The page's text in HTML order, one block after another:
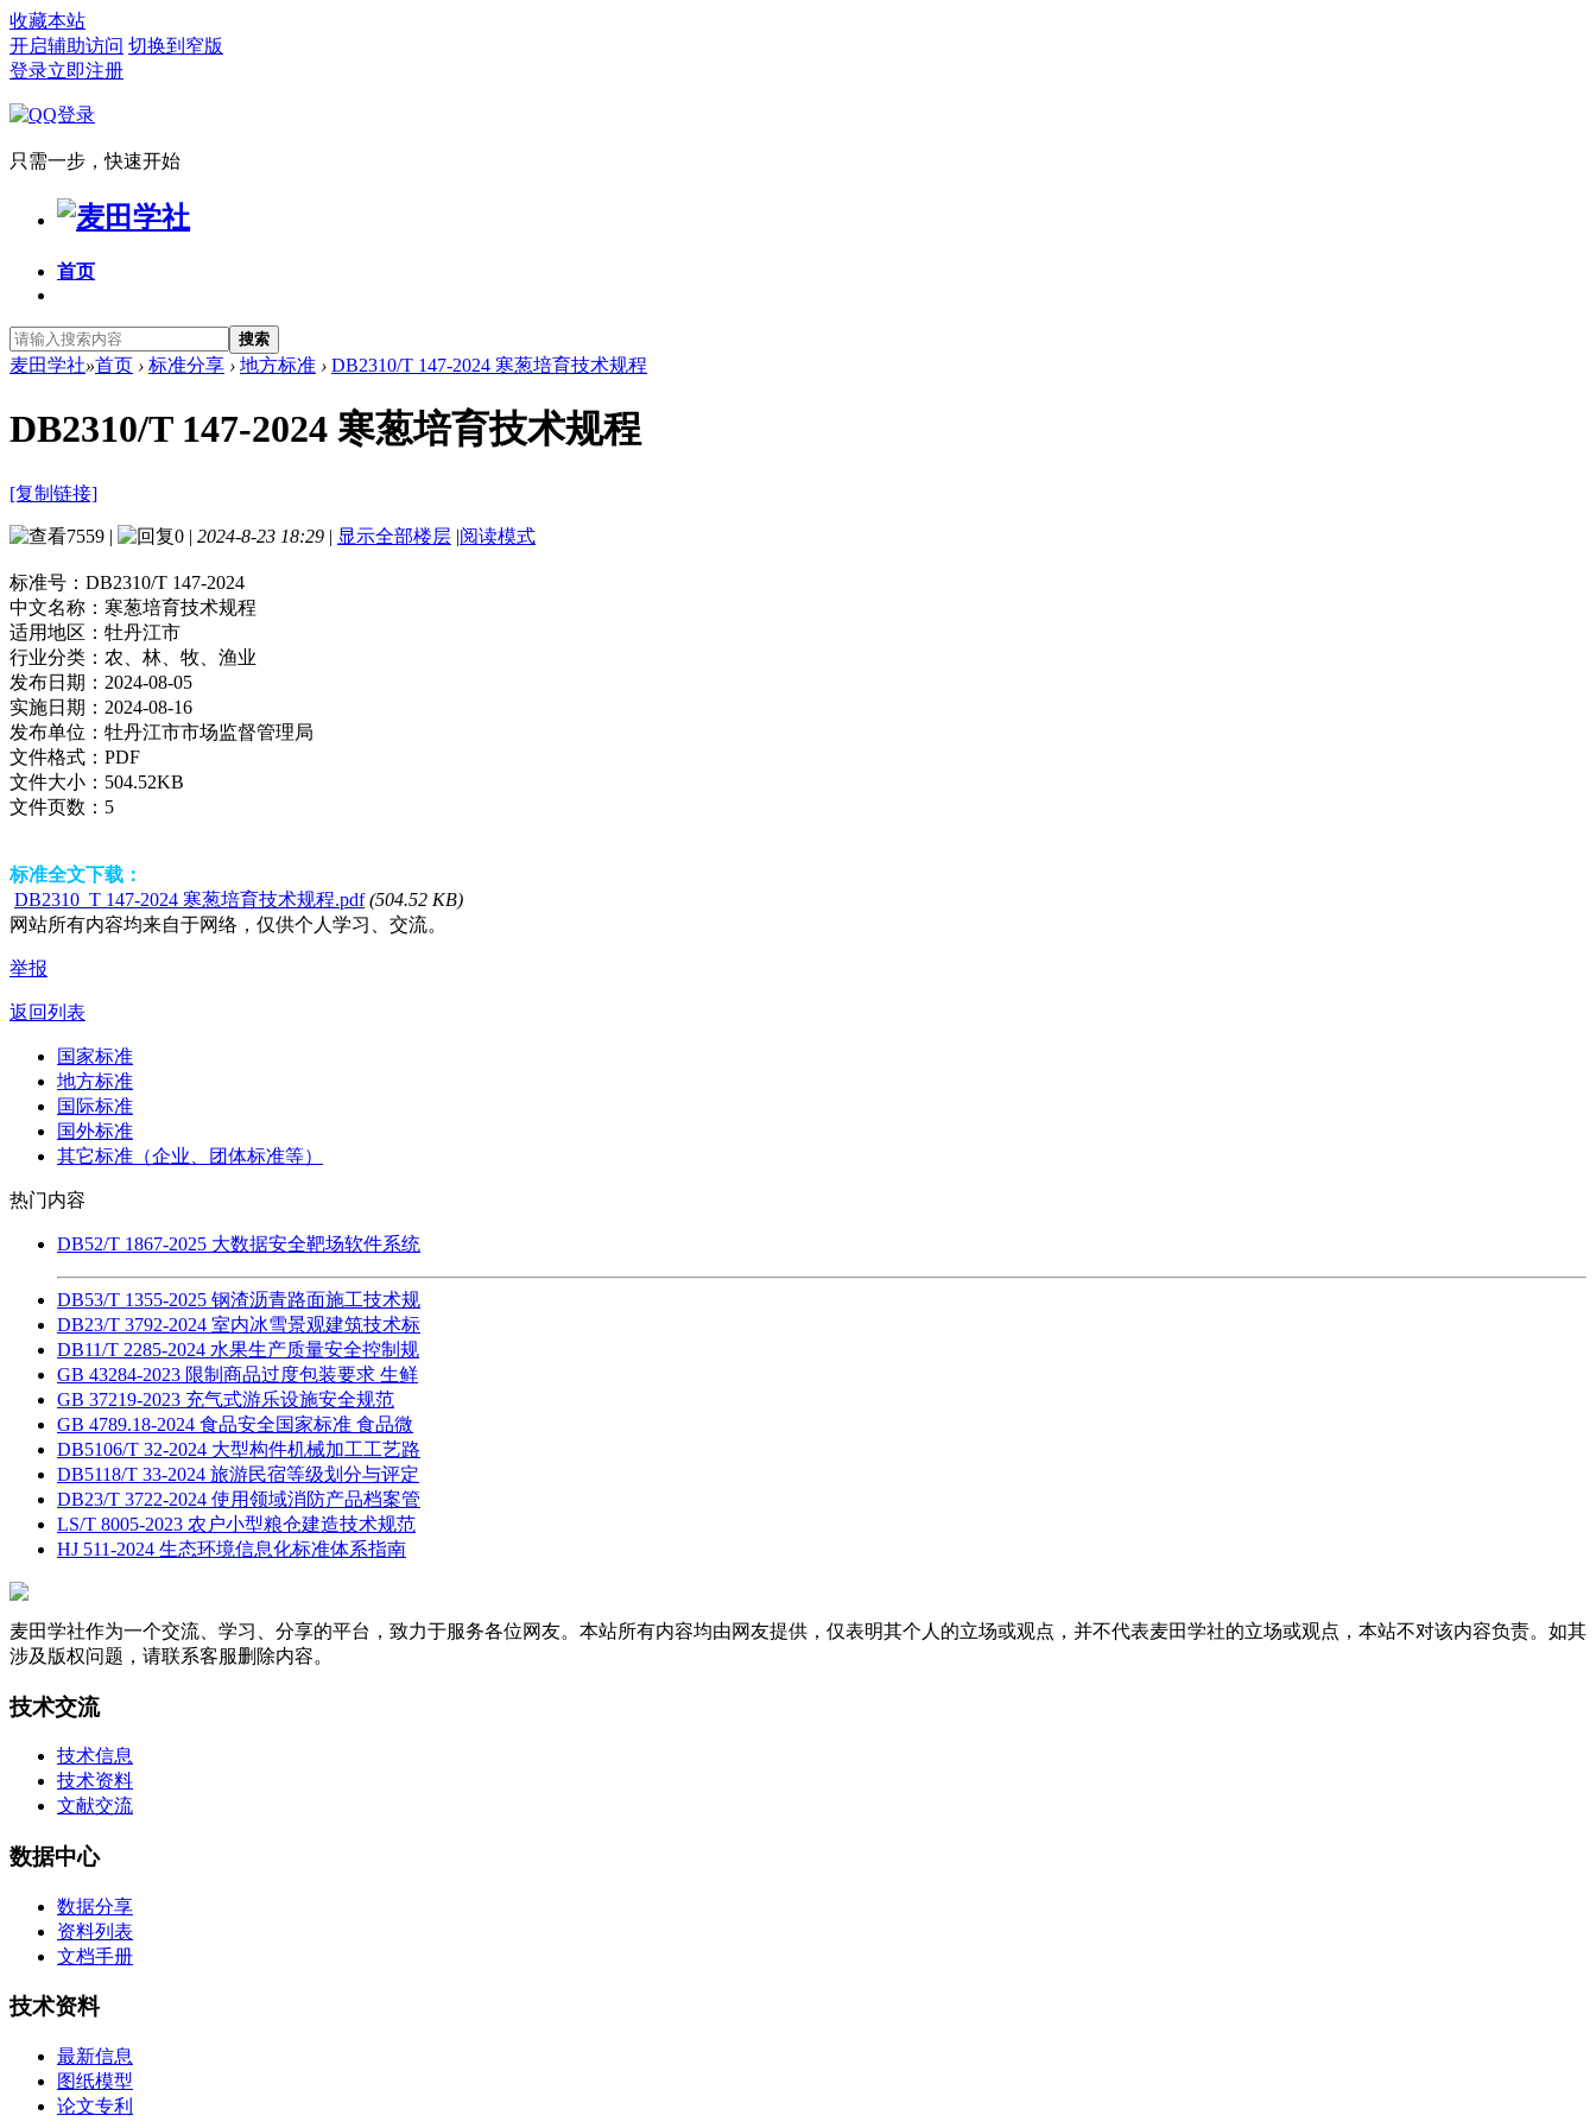
收藏本站
开启辅助访问 切换到窄版
登录立即注册
只需一步，快速开始
首页
搜索
麦田学社»首页 › 标准分享 › 地方标准 › DB2310/T 147-2024 寒葱培育技术规程
DB2310/T 147-2024 寒葱培育技术规程
[复制链接]
7559 | 0 | 2024-8-23 18:29 | 显示全部楼层 |阅读模式
标准号： DB2310/T 147-2024
中文名称： 寒葱培育技术规程
适用地区： 牡丹江市
行业分类： 农、林、牧、渔业
发布日期： 2024-08-05
实施日期： 2024-08-16
发布单位： 牡丹江市市场监督管理局
文件格式： PDF
文件大小： 504.52KB
文件页数： 5
标准全文下载：
DB2310_T 147-2024 寒葱培育技术规程.pdf (504.52 KB)
网站所有内容均来自于网络，仅供个人学习、交流。
举报
返回列表
国家标准
地方标准
国际标准
国外标准
其它标准（企业、团体标准等）
热门内容
DB52/T 1867-2025 大数据安全靶场软件系统
DB53/T 1355-2025 钢渣沥青路面施工技术规
DB23/T 3792-2024 室内冰雪景观建筑技术标
DB11/T 2285-2024 水果生产质量安全控制规
GB 43284-2023 限制商品过度包装要求 生鲜
GB 37219-2023 充气式游乐设施安全规范
GB 4789.18-2024 食品安全国家标准 食品微
DB5106/T 32-2024 大型构件机械加工工艺路
DB5118/T 33-2024 旅游民宿等级划分与评定
DB23/T 3722-2024 使用领域消防产品档案管
LS/T 8005-2023 农户小型粮仓建造技术规范
HJ 511-2024 生态环境信息化标准体系指南
麦田学社作为一个交流、学习、分享的平台，致力于服务各位网友。本站所有内容均由网友提供，仅表明其个人的立场或观点，并不代表麦田学社的立场或观点，本站不对该内容负责。如其
涉及版权问题，请联系客服删除内容。
技术交流
技术信息
技术资料
文献交流
数据中心
数据分享
资料列表
文档手册
技术资料
最新信息
图纸模型
论文专利